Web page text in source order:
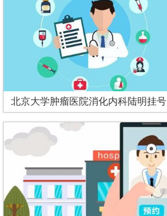
北京大学肿瘤医院消化内科陆明挂号